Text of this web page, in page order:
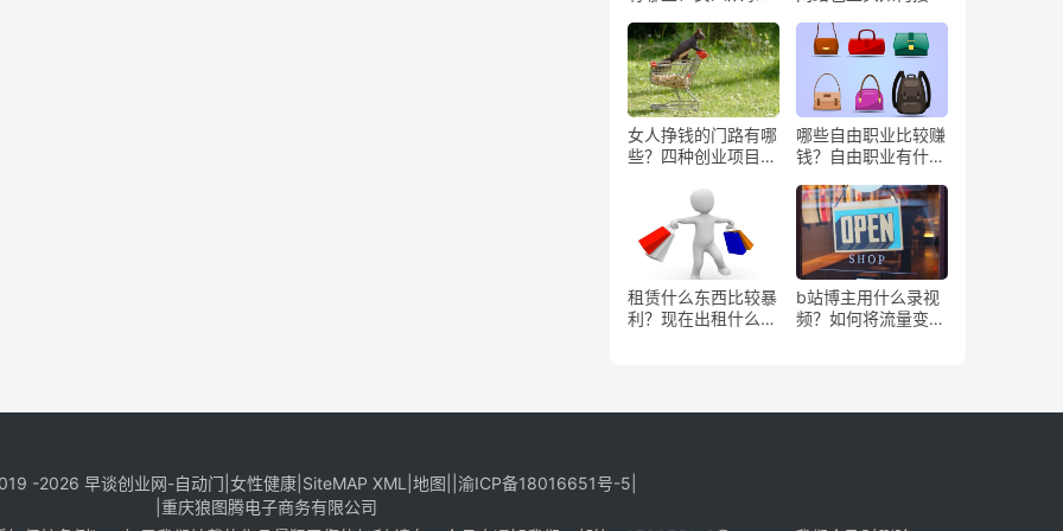
女人挣钱的门路有哪
些？四种创业项目推
哪些自由职业比较赚
钱？自由职业有什么
租赁什么东西比较暴
利？现在出租什么更
b站博主用什么录视
频？如何将流量变
-2026 早谈创业网-自动门 女性健康| SiteMAP XML 地图 渝ICP备18016651号-5
重庆狼图腾电子商务有限公司